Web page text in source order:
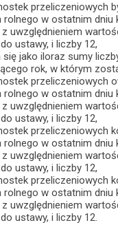
przeliczeniowych
rolnego w ostatnim dniu
uwzględnieniem
ustawy, i liczby 12,
się jako iloraz sumy
rok, w którym
przeliczeniowych
rolnego w ostatnim dniu
uwzględnieniem
ustawy, i liczby 12,
przeliczeniowych
rolnego w ostatnim dniu
uwzględnieniem
ustawy, i liczby 12,
przeliczeniowych
rolnego w ostatnim dniu
uwzględnieniem
ustawy, i liczby 12.